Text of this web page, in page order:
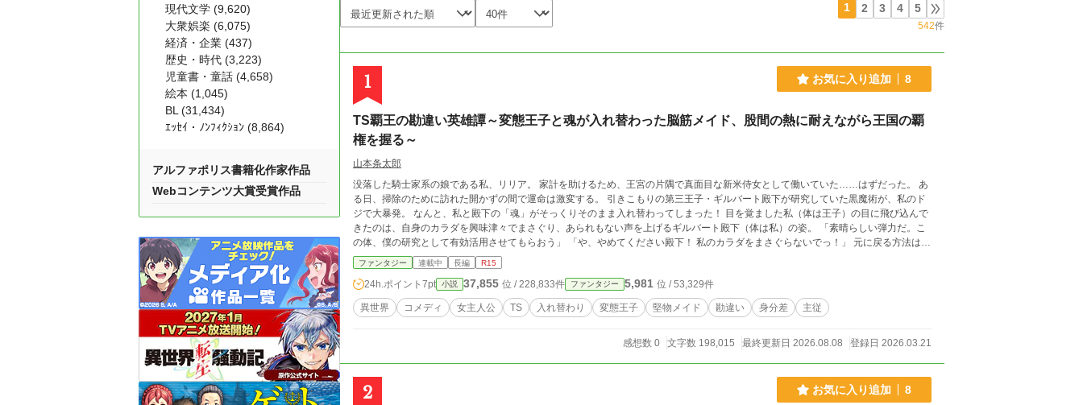
1 2 3 4 5
542件
1 お気に入り追加 8
TS覇王の勘違い英雄譚～変態王子と魂が入れ替わった脳筋メイド、股間の熱に耐えながら王国の覇
権を握る～
山本条太郎
没落した騎士家系の娘である私、リリア。 家計を助けるため、王宮の片隅で真面目な新米侍女として働いていた……はずだった。 あ
る日、掃除のために訪れた開かずの間で運命は激変する。 引きこもりの第三王子・ギルバート殿下が研究していた黒魔術が、私のド
ジで大暴発。 なんと、私と殿下の「魂」がそっくりそのまま入れ替わってしまった！ 目を覚ました私（体は王子）の目に飛び込んで
きたのは、自身のカラダを興味津々でまさぐり、あられもない声を上げるギルバート殿下（体は私）の姿。 「素晴らしい弾力だ。こ
の体、僕の研究として有効活用させてもらおう」 「や、やめてください殿下！ 私のカラダをまさぐらないでっ！」 元に戻る方法は不
明。 殿下から持ちかけられたのは、病弱で引きこもりだった彼に代わって私が王立学園に通い、王位を狙う兄弟たちを欺くという悪
魔の取引だった。 かくして始まった、胃に穴が開きそうな私の偽装生活 。 ただガチガチに緊張しているだけなのに、騎士家系仕込み
の無駄に鋭い反射神経のせいで、なぜかクールでミステリアスな最強王子と勘違いされて学園中から大絶賛！？ 一方その頃、本物の
殿下は私の体を使って裏から黒魔術で敵を次々と粉砕しつつ 、私の体を面白おかしく「開発」していた。 ――さらに最悪なことに、
私たちの魂は魔術的なパスでがっちりと繋がっていた 。 殿下が私の体に与える強烈な快感が、遠く離れた学園にいる私（王子の体）
でくるか分からない恐怖と闘いながら、私はこの国と自身の貞操を守り切れるのか！？
ファンタジー 連載中 長編 R15
24h.ポイント 7pt 小説 37,855 位 / 228,833件 ファンタジー 5,981 位 / 53,329件
異世界 コメディ 女主人公 TS 入れ替わり 変態王子 堅物メイド 勘違い 身分差 主従
感想数 0 文字数 198,015 最終更新日 2026.08.08 登録日 2026.03.21
2 お気に入り追加 8
現代文学 (9,620)
大衆娯楽 (6,075)
経済・企業 (437)
歴史・時代 (3,223)
児童書・童話 (4,658)
絵本 (1,045)
BL (31,434)
ｴｯｾｲ・ﾉﾝﾌｨｸｼｮﾝ (8,864)
アルファポリス書籍化作家作品
Webコンテンツ大賞受賞作品